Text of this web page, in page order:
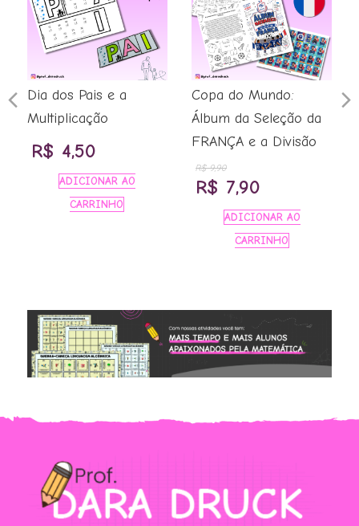
Dia dos Pais e a
Multiplicação
R$ 4,50
ADICIONAR AO
CARRINHO
Copa do Mundo:
Álbum da Seleção da
FRANÇA e a Divisão
R$9,90
O
preço
original
R$ 7,90
preço
atual
ADICIONAR AO
CARRINHO
Previous
Slide